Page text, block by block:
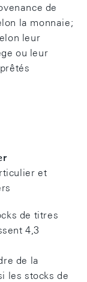
de
la monnaie;
leur
ou leur
et
de titres
4,3
de la
les stocks de